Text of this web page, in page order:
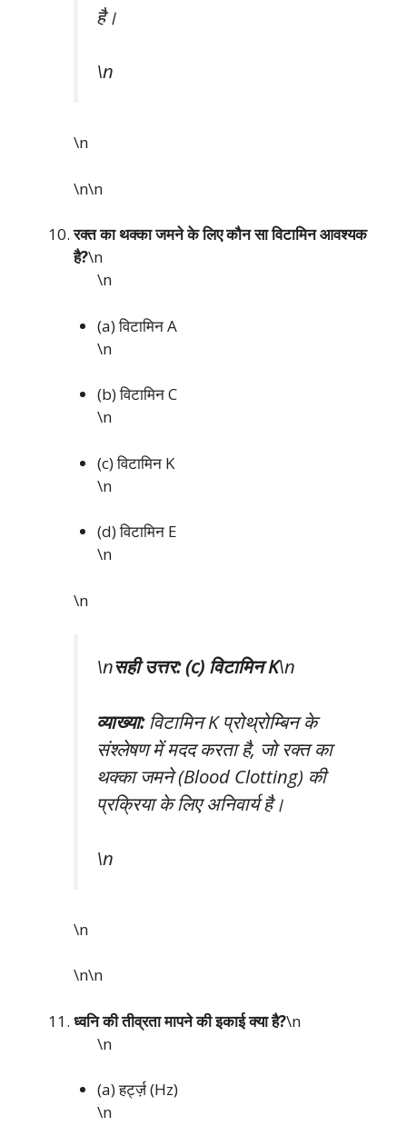
है।
\n
\n
\n\n
रक्त का थक्का जमने के लिए कौन सा विटामिन आवश्यक
है?\n
\n
(a) विटामिन A
\n
(b) विटामिन C
\n
(c) विटामिन K
\n
(d) विटामिन E
\n
\n
\nसही उत्तर: (c) विटामिन K\n
व्याख्या:विटामिन K प्रोथ्रोम्बिन के
संश्लेषण में मदद करता है, जो रक्त का
थक्का जमने (Blood Clotting) की
प्रक्रिया के लिए अनिवार्य है।
\n
\n
\n\n
ध्वनि की तीव्रता मापने की इकाई क्या है?\n
\n
(a) हर्ट्ज़ (Hz)
\n